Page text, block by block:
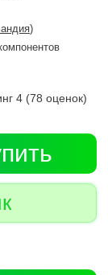
)
4 (78 оценок)